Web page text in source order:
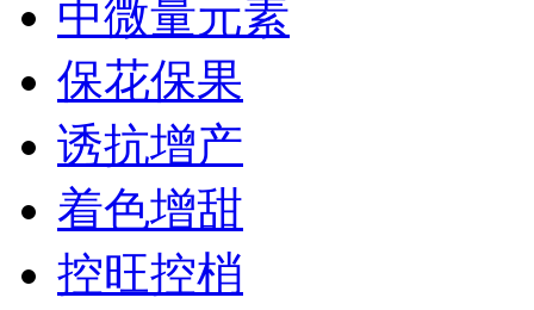
中微量元素
保花保果
诱抗增产
着色增甜
控旺控梢